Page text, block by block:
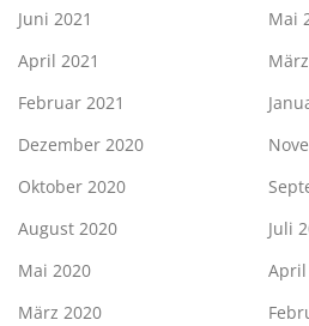
Juni 2021
Mai
April 2021
Februar 2021
Dezember 2020
Oktober 2020
August 2020
Juli
Mai 2020
April
März 2020